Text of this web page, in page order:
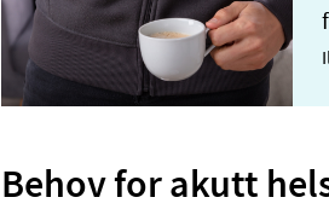
Behov for akutt